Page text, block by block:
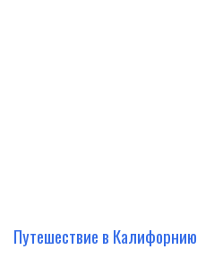
Путешествие в Калифорнию